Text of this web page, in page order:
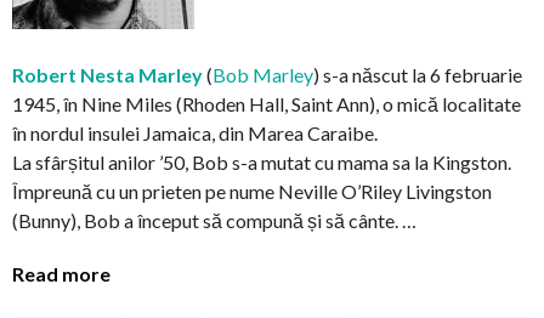
Robert Nesta Marley(Bob Marley) s-a născut la 6 februarie
1945, în Nine Miles (Rhoden Hall, Saint Ann), o mică localitate
în nordul insulei Jamaica, din Marea Caraibe.
La sfârșitul anilor ’50, Bob s-a mutat cu mama sa la Kingston.
Împreună cu un prieten pe nume Neville O’Riley Livingston
(Bunny), Bob a început să compună și să cânte. …
Read more